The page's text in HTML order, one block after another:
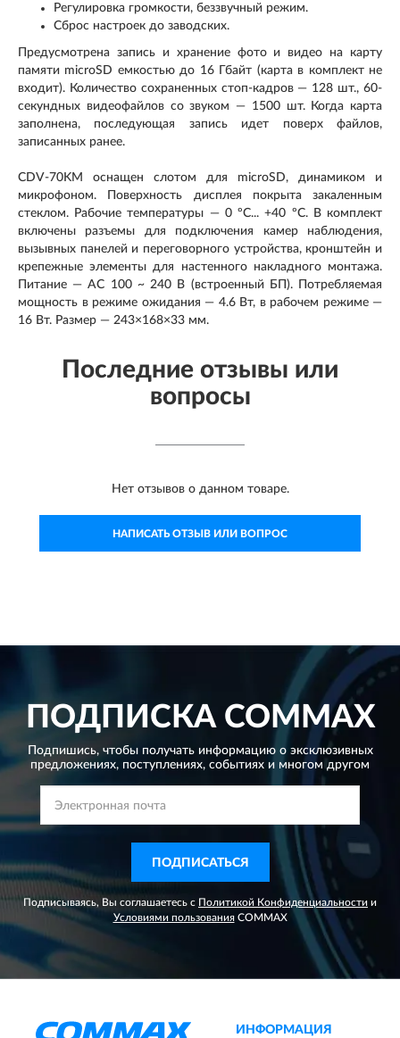
Регулировка громкости, беззвучный режим.
Сброс настроек до заводских.
Предусмотрена запись и хранение фото и видео на карту
памяти microSD емкостью до 16 Гбайт (карта в комплект не
входит). Количество сохраненных стоп-кадров — 128 шт., 60-
секундных видеофайлов со звуком — 1500 шт. Когда карта
заполнена, последующая запись идет поверх файлов,
записанных ранее.
CDV-70KM оснащен слотом для microSD, динамиком и
микрофоном. Поверхность дисплея покрыта закаленным
стеклом. Рабочие температуры — 0 ºС... +40 ºС. В комплект
включены разъемы для подключения камер наблюдения,
вызывных панелей и переговорного устройства, кронштейн и
крепежные элементы для настенного накладного монтажа.
Питание — AC 100 ~ 240 В (встроенный БП). Потребляемая
мощность в режиме ожидания — 4.6 Вт, в рабочем режиме —
16 Вт. Размер — 243×168×33 мм.
Последние отзывы или
вопросы
Нет отзывов о данном товаре.
НАПИСАТЬ ОТЗЫВ ИЛИ ВОПРОС
ПОДПИСКАCOMMAX
Подпишись, чтобы получать информацию о эксклюзивных
предложениях, поступлениях, событиях и многом другом
ПОДПИСАТЬСЯ
Подписываясь, Вы соглашаетесь с Политикой Конфиденциальности и
Условиями пользованияCOMMAX
ИНФОРМАЦИЯ